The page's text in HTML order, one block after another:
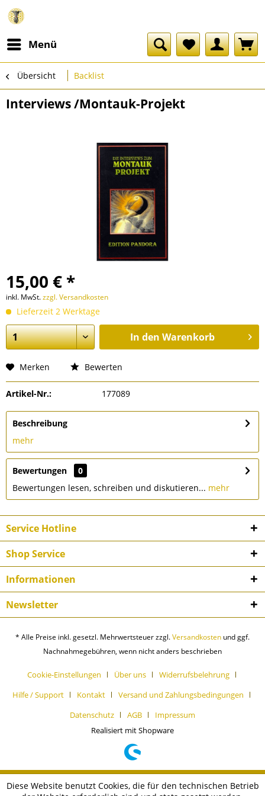
Menü
Übersicht Backlist
Interviews /Montauk-Projekt
15,00 € *
inkl. MwSt.zzgl. Versandkosten
Lieferzeit 2 Werktage
In den Warenkorb
Merken Bewerten
Artikel-Nr.: 177089
Beschreibung
mehr
Bewertungen
0
Bewertungen lesen, schreiben und diskutieren... mehr
Service Hotline
Shop Service
Informationen
Newsletter
* Alle Preise inkl. gesetzl. Mehrwertsteuer zzgl.Versandkosten und ggf.
Nachnahmegebühren, wenn nicht anders beschrieben
Cookie-Einstellungen Über uns
Widerrufsbelehrung
Hilfe / Support
Kontakt
Versand und Zahlungsbedingungen
Datenschutz
AGB
Impressum
Realisiert mit Shopware
Diese Website benutzt Cookies, die für den technischen Betrieb